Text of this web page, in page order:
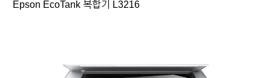
Epson EcoTank 복합기 L3216